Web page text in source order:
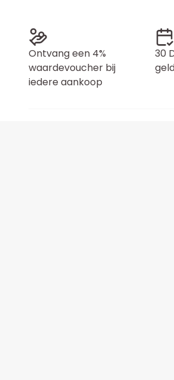
Ontvang een 4%
waardevoucher bij
iedere aankoop
30